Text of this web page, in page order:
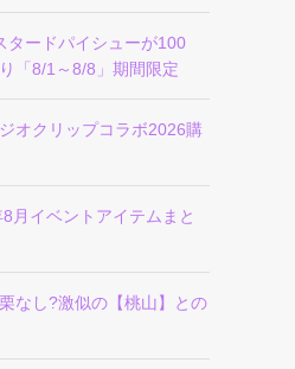
タードパイシューが100
「8/1～8/8」期間限定
オクリップコラボ2026購
月イベントアイテムまと
なし?激似の【桃山】との